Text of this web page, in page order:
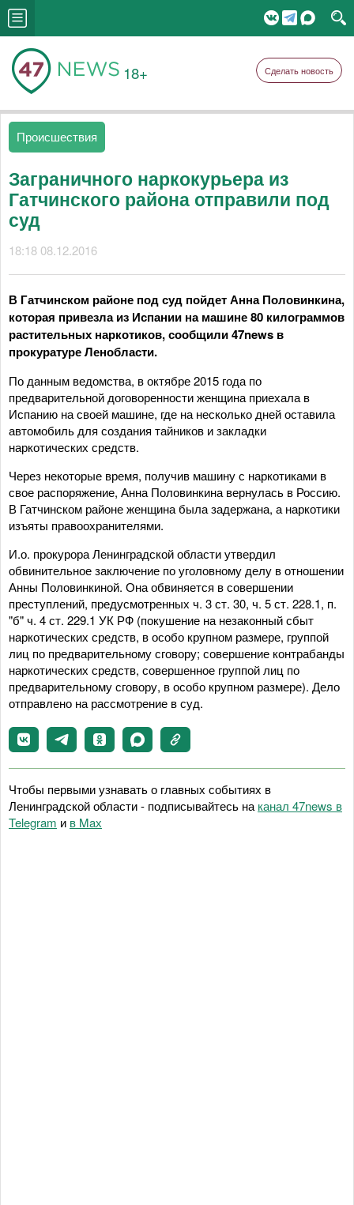
18+ Сделать новость
Происшествия
Заграничного наркокурьера из
Гатчинского района отправили под
суд
18:18 08.12.2016
В Гатчинском районе под суд пойдет Анна Половинкина,
которая привезла из Испании на машине 80 килограммов
растительных наркотиков, сообщили 47news в
прокуратуре Ленобласти.
По данным ведомства, в октябре 2015 года по
предварительной договоренности женщина приехала в
Испанию на своей машине, где на несколько дней оставила
автомобиль для создания тайников и закладки
наркотических средств.
Через некоторые время, получив машину с наркотиками в
свое распоряжение, Анна Половинкина вернулась в Россию.
В Гатчинском районе женщина была задержана, а наркотики
изъяты правоохранителями.
И.о. прокурора Ленинградской области утвердил
обвинительное заключение по уголовному делу в отношении
Анны Половинкиной. Она обвиняется в совершении
преступлений, предусмотренных ч. 3 ст. 30, ч. 5 ст. 228.1, п.
"б" ч. 4 ст. 229.1 УК РФ (покушение на незаконный сбыт
наркотических средств, в особо крупном размере, группой
лиц по предварительному сговору; совершение контрабанды
наркотических средств, совершенное группой лиц по
предварительному сговору, в особо крупном размере). Дело
отправлено на рассмотрение в суд.
Чтобы первыми узнавать о главных событиях в
Ленинградской области - подписывайтесь на канал 47news в
Telegram и в Maх